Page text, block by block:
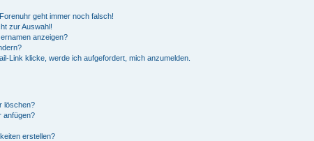
geht immer noch falsch!
zur Auswahl!
anzeigen?
Link klicke, werde ich aufgefordert, mich anzumelden.
löschen?
anfügen?
erstellen?